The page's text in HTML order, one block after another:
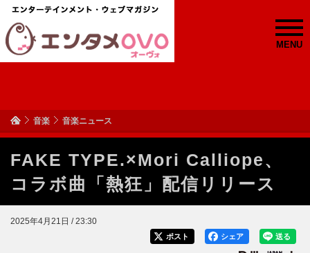
MENU
音楽 音楽ニュース
FAKE TYPE.×Mori Calliope、
コラボ曲「熱狂」配信リリース
2025年4月21日 / 23:30
送る
シェア
ポスト